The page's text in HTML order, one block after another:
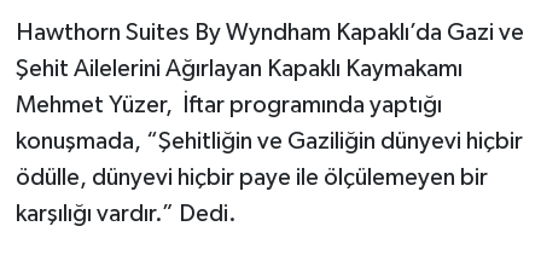
Hawthorn Suites By Wyndham Kapaklı’da Gazi ve
Şehit Ailelerini Ağırlayan Kapaklı Kaymakamı
Mehmet Yüzer, İftar programında yaptığı
konuşmada, “Şehitliğin ve Gaziliğin dünyevi hiçbir
ödülle, dünyevi hiçbir paye ile ölçülemeyen bir
karşılığı vardır.” Dedi.